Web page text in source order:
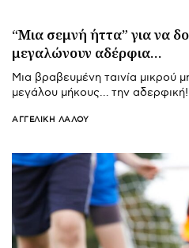
“Μια σεμνή ήττα” για να
μεγαλώνουν αδέρφια…
Μια βραβευμένη ταινία μικρού
μεγάλου μήκους… την αδερφική!
ΑΓΓΕΛΙΚΉ ΛΆΛΟΥ